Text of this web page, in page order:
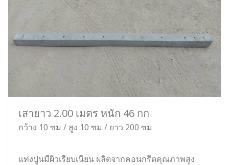
เสายาว 2.00 เมตร หนัก 46 กก
กว้าง 10 ซม / สูง 10 ซม / ยาว 200 ซม
แท่งปูนมีผิวเรียบเนียน ผลิตจากคอนกรีตคุณภาพสูง